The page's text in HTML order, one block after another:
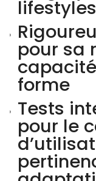
lifestyles
pour sa
forme
Tests
pour le